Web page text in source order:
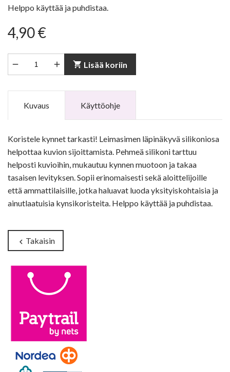
Helppo käyttää ja puhdistaa.
4,90 €
  shopping_cart Lisää koriin
Kuvaus Käyttöohje
Koristele kynnet tarkasti! Leimasimen läpinäkyvä silikoniosa
helpottaa kuvion sijoittamista. Pehmeä silikoni tarttuu
helposti kuvioihin, mukautuu kynnen muotoon ja takaa
tasaisen levityksen. Sopii erinomaisesti sekä aloittelijoille
että ammattilaisille, jotka haluavat luoda yksityiskohtaisia ja
ainutlaatuisia kynsikoristeita. Helppo käyttää ja puhdistaa.
chevron_left Takaisin